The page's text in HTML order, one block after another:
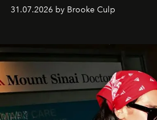
31.07.2026 by Brooke Culp